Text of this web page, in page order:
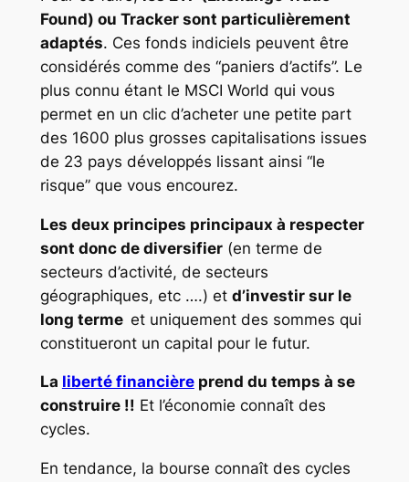
Found) ou Tracker sont particulièrement
adaptés. Ces fonds indiciels peuvent être
considérés comme des “paniers d’actifs”. Le
plus connu étant le MSCI World qui vous
permet en un clic d’acheter une petite part
des 1600 plus grosses capitalisations issues
de 23 pays développés lissant ainsi “le
risque” que vous encourez.
Les deux principes principaux à respecter
sont donc de diversifier(en terme de
secteurs d’activité, de secteurs
géographiques, etc ….) et d’investir sur le
long terme et uniquement des sommes qui
constitueront un capital pour le futur.
La liberté financièreprend du temps à se
construire !! Et l’économie connaît des
cycles.
En tendance, la bourse connaît des cycles